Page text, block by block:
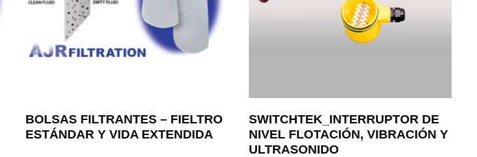
BOLSAS FILTRANTES – FIELTRO
ESTÁNDAR Y VIDA EXTENDIDA
SWITCHTEK_INTERRUPTOR DE
NIVEL FLOTACIÓN, VIBRACIÓN Y
ULTRASONIDO